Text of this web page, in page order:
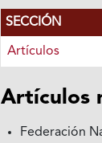
SECCIÓN
Artículos
Artículos
Federación